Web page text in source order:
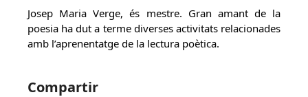
Josep Maria Verge, és mestre. Gran amant de la
poesia ha dut a terme diverses activitats relacionades
amb l’aprenentatge de la lectura poètica.
Compartir